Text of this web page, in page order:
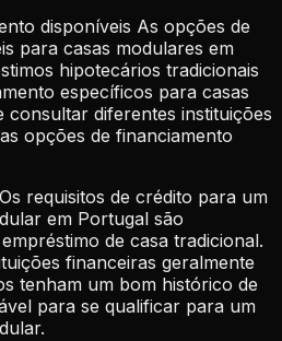
disponíveis As opções de
para casas modulares em
hipotecários tradicionais
específicos para casas
consultar diferentes instituições
opções de financiamento
requisitos de crédito para um
em Portugal são
de casa tradicional.
financeiras geralmente
tenham um bom histórico de
para se qualificar para um